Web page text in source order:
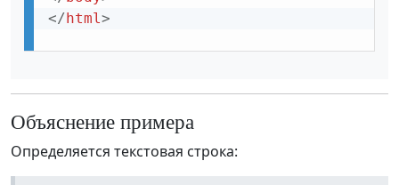
</ html>
Объяснение примера
Определяется текстовая строка: